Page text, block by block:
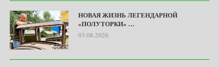
НОВАЯ ЖИЗНЬ ЛЕГЕНДАРНОЙ
«ПОЛУТОРКИ» …
03.08.2026